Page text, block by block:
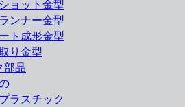
ョット金型
ンナー金型
ト成形金型
り金型
部品
ラスチック